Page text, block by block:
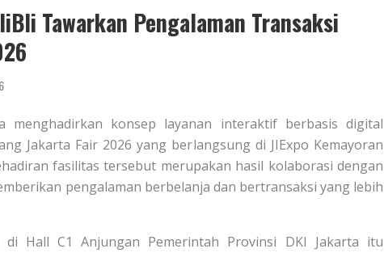
Tawarkan Pengalaman Transaksi
menghadirkan konsep layanan interaktif berbasis digital
Jakarta Fair 2026 yang berlangsung di JIExpo Kemayoran
fasilitas tersebut merupakan hasil kolaborasi dengan
pengalaman berbelanja dan bertransaksi yang lebih
Hall C1 Anjungan Pemerintah Provinsi DKI Jakarta itu